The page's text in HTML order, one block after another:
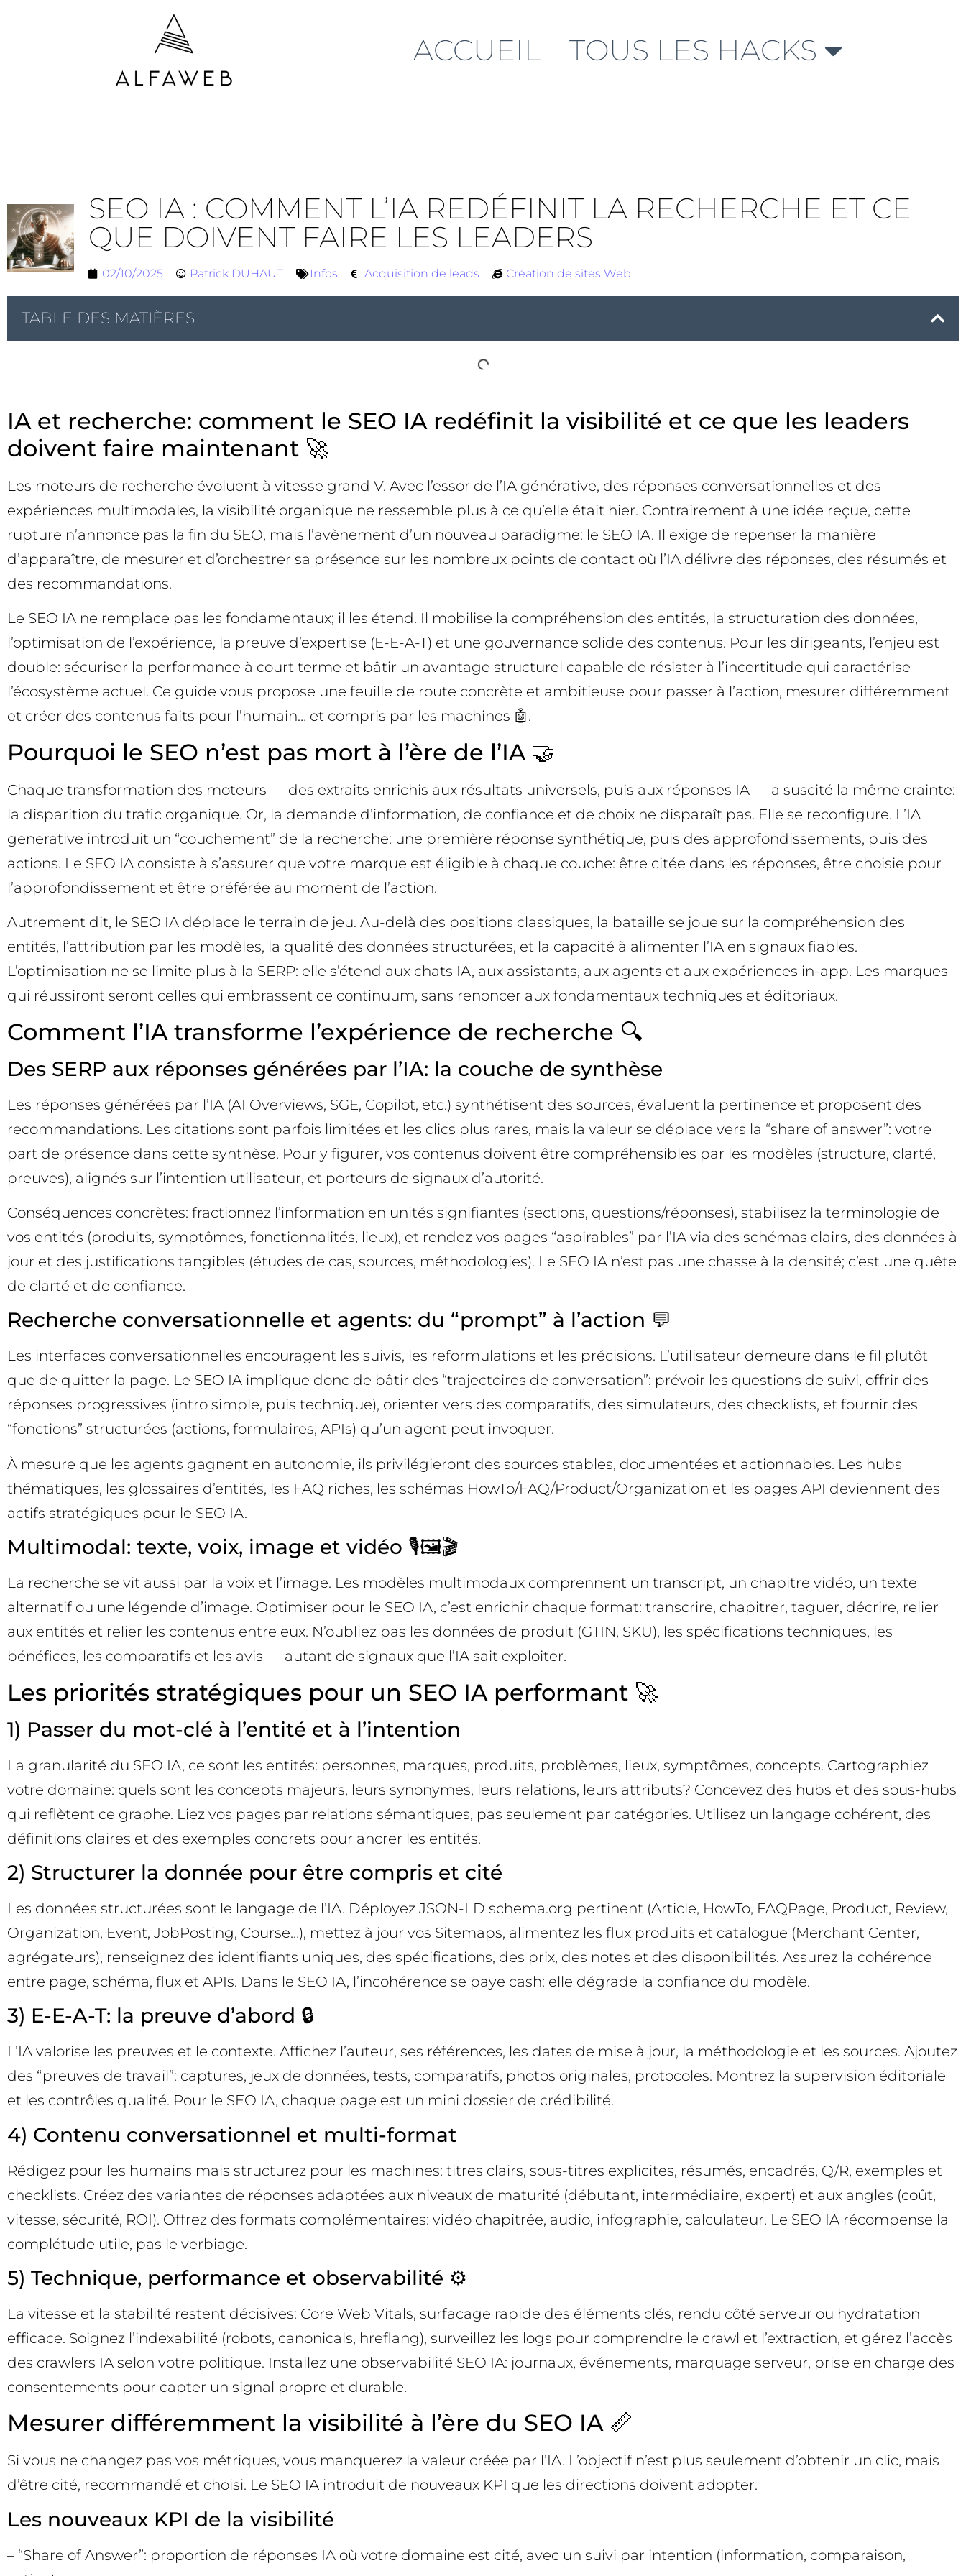
ACCUEIL TOUS LES HACKS
SEO IA : COMMENT L’IA REDÉFINIT LA RECHERCHE ET CE
QUE DOIVENT FAIRE LES LEADERS
02/10/2025 Patrick DUHAUT Infos Acquisition de leads Création de sites Web
TABLE DES MATIÈRES
IA et recherche: comment le SEO IA redéfinit la visibilité et ce que les leaders
doivent faire maintenant 🚀
Les moteurs de recherche évoluent à vitesse grand V. Avec l’essor de l’IA générative, des réponses conversationnelles et des
expériences multimodales, la visibilité organique ne ressemble plus à ce qu’elle était hier. Contrairement à une idée reçue, cette
rupture n’annonce pas la fin du SEO, mais l’avènement d’un nouveau paradigme: le SEO IA. Il exige de repenser la manière
d’apparaître, de mesurer et d’orchestrer sa présence sur les nombreux points de contact où l’IA délivre des réponses, des résumés et
des recommandations.
Le SEO IA ne remplace pas les fondamentaux; il les étend. Il mobilise la compréhension des entités, la structuration des données,
l’optimisation de l’expérience, la preuve d’expertise (E-E-A-T) et une gouvernance solide des contenus. Pour les dirigeants, l’enjeu est
double: sécuriser la performance à court terme et bâtir un avantage structurel capable de résister à l’incertitude qui caractérise
l’écosystème actuel. Ce guide vous propose une feuille de route concrète et ambitieuse pour passer à l’action, mesurer différemment
et créer des contenus faits pour l’humain… et compris par les machines 🤖.
Pourquoi le SEO n’est pas mort à l’ère de l’IA 🤝
Chaque transformation des moteurs — des extraits enrichis aux résultats universels, puis aux réponses IA — a suscité la même crainte:
la disparition du trafic organique. Or, la demande d’information, de confiance et de choix ne disparaît pas. Elle se reconfigure. L’IA
generative introduit un “couchement” de la recherche: une première réponse synthétique, puis des approfondissements, puis des
actions. Le SEO IA consiste à s’assurer que votre marque est éligible à chaque couche: être citée dans les réponses, être choisie pour
l’approfondissement et être préférée au moment de l’action.
Autrement dit, le SEO IA déplace le terrain de jeu. Au-delà des positions classiques, la bataille se joue sur la compréhension des
entités, l’attribution par les modèles, la qualité des données structurées, et la capacité à alimenter l’IA en signaux fiables.
L’optimisation ne se limite plus à la SERP: elle s’étend aux chats IA, aux assistants, aux agents et aux expériences in-app. Les marques
qui réussiront seront celles qui embrassent ce continuum, sans renoncer aux fondamentaux techniques et éditoriaux.
Comment l’IA transforme l’expérience de recherche 🔍
Des SERP aux réponses générées par l’IA: la couche de synthèse
Les réponses générées par l’IA (AI Overviews, SGE, Copilot, etc.) synthétisent des sources, évaluent la pertinence et proposent des
recommandations. Les citations sont parfois limitées et les clics plus rares, mais la valeur se déplace vers la “share of answer”: votre
part de présence dans cette synthèse. Pour y figurer, vos contenus doivent être compréhensibles par les modèles (structure, clarté,
preuves), alignés sur l’intention utilisateur, et porteurs de signaux d’autorité.
Conséquences concrètes: fractionnez l’information en unités signifiantes (sections, questions/réponses), stabilisez la terminologie de
vos entités (produits, symptômes, fonctionnalités, lieux), et rendez vos pages “aspirables” par l’IA via des schémas clairs, des données à
jour et des justifications tangibles (études de cas, sources, méthodologies). Le SEO IA n’est pas une chasse à la densité; c’est une quête
de clarté et de confiance.
Recherche conversationnelle et agents: du “prompt” à l’action 💬
Les interfaces conversationnelles encouragent les suivis, les reformulations et les précisions. L’utilisateur demeure dans le fil plutôt
que de quitter la page. Le SEO IA implique donc de bâtir des “trajectoires de conversation”: prévoir les questions de suivi, offrir des
réponses progressives (intro simple, puis technique), orienter vers des comparatifs, des simulateurs, des checklists, et fournir des
“fonctions” structurées (actions, formulaires, APIs) qu’un agent peut invoquer.
À mesure que les agents gagnent en autonomie, ils privilégieront des sources stables, documentées et actionnables. Les hubs
thématiques, les glossaires d’entités, les FAQ riches, les schémas HowTo/FAQ/Product/Organization et les pages API deviennent des
actifs stratégiques pour le SEO IA.
Multimodal: texte, voix, image et vidéo 🎙️🖼️🎬
La recherche se vit aussi par la voix et l’image. Les modèles multimodaux comprennent un transcript, un chapitre vidéo, un texte
alternatif ou une légende d’image. Optimiser pour le SEO IA, c’est enrichir chaque format: transcrire, chapitrer, taguer, décrire, relier
aux entités et relier les contenus entre eux. N’oubliez pas les données de produit (GTIN, SKU), les spécifications techniques, les
bénéfices, les comparatifs et les avis — autant de signaux que l’IA sait exploiter.
Les priorités stratégiques pour un SEO IA performant 🚀
1) Passer du mot-clé à l’entité et à l’intention
La granularité du SEO IA, ce sont les entités: personnes, marques, produits, problèmes, lieux, symptômes, concepts. Cartographiez
votre domaine: quels sont les concepts majeurs, leurs synonymes, leurs relations, leurs attributs? Concevez des hubs et des sous-hubs
qui reflètent ce graphe. Liez vos pages par relations sémantiques, pas seulement par catégories. Utilisez un langage cohérent, des
définitions claires et des exemples concrets pour ancrer les entités.
2) Structurer la donnée pour être compris et cité
Les données structurées sont le langage de l’IA. Déployez JSON-LD schema.org pertinent (Article, HowTo, FAQPage, Product, Review,
Organization, Event, JobPosting, Course…), mettez à jour vos Sitemaps, alimentez les flux produits et catalogue (Merchant Center,
agrégateurs), renseignez des identifiants uniques, des spécifications, des prix, des notes et des disponibilités. Assurez la cohérence
entre page, schéma, flux et APIs. Dans le SEO IA, l’incohérence se paye cash: elle dégrade la confiance du modèle.
3) E-E-A-T: la preuve d’abord 🔒
L’IA valorise les preuves et le contexte. Affichez l’auteur, ses références, les dates de mise à jour, la méthodologie et les sources. Ajoutez
des “preuves de travail”: captures, jeux de données, tests, comparatifs, photos originales, protocoles. Montrez la supervision éditoriale
et les contrôles qualité. Pour le SEO IA, chaque page est un mini dossier de crédibilité.
4) Contenu conversationnel et multi-format
Rédigez pour les humains mais structurez pour les machines: titres clairs, sous-titres explicites, résumés, encadrés, Q/R, exemples et
checklists. Créez des variantes de réponses adaptées aux niveaux de maturité (débutant, intermédiaire, expert) et aux angles (coût,
vitesse, sécurité, ROI). Offrez des formats complémentaires: vidéo chapitrée, audio, infographie, calculateur. Le SEO IA récompense la
complétude utile, pas le verbiage.
5) Technique, performance et observabilité ⚙️
La vitesse et la stabilité restent décisives: Core Web Vitals, surfacage rapide des éléments clés, rendu côté serveur ou hydratation
efficace. Soignez l’indexabilité (robots, canonicals, hreflang), surveillez les logs pour comprendre le crawl et l’extraction, et gérez l’accès
des crawlers IA selon votre politique. Installez une observabilité SEO IA: journaux, événements, marquage serveur, prise en charge des
consentements pour capter un signal propre et durable.
Mesurer différemment la visibilité à l’ère du SEO IA 📏
Si vous ne changez pas vos métriques, vous manquerez la valeur créée par l’IA. L’objectif n’est plus seulement d’obtenir un clic, mais
d’être cité, recommandé et choisi. Le SEO IA introduit de nouveaux KPI que les directions doivent adopter.
Les nouveaux KPI de la visibilité
– “Share of Answer”: proportion de réponses IA où votre domaine est cité, avec un suivi par intention (information, comparaison,